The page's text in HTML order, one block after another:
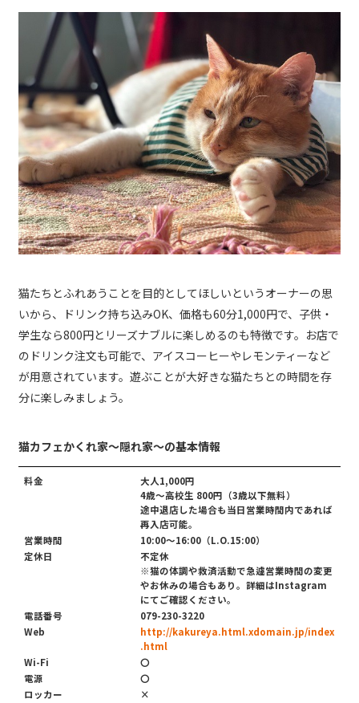
猫たちとふれあうことを目的としてほしいというオーナーの思
いから、ドリンク持ち込みOK、価格も60分1,000円で、子供・
学生なら800円とリーズナブルに楽しめるのも特徴です。お店で
のドリンク注文も可能で、アイスコーヒーやレモンティーなど
が用意されています。遊ぶことが大好きな猫たちとの時間を存
分に楽しみましょう。
猫カフェかくれ家〜隠れ家〜の基本情報
料金
大人1,000円
4歳～高校生 800円（3歳以下無料）
途中退店した場合も当日営業時間内であれば
再入店可能。
営業時間
10:00〜16:00（L.O.15:00）
定休日
不定休
※猫の体調や救済活動で急遽営業時間の変更
やお休みの場合もあり。詳細はInstagram
にてご確認ください。
電話番号
079-230-3220
Web
http://kakureya.html.xdomain.jp/index
.html
Wi-Fi
〇
電源
〇
ロッカー
×